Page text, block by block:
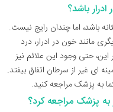
باشد؟
باشد، اما چندان رایج نیست.
مانند خون در ادرار، درد
حتی وجود این علائم نیز
ای غیر از سرطان اتفاق بیفتد.
به پزشک مراجعه کنید.
به پزشک مراجعه کرد؟